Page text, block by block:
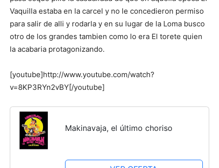
Vaquilla estaba en la carcel y no le concedieron permiso
para salir de alli y rodarla y en su lugar de la Loma busco
otro de los grandes tambien como lo era El torete quien
la acabaria protagonizando.
[youtube]http://www.youtube.com/watch?
v=8KP3RYn2vBY[/youtube]
Makinavaja, el último choriso